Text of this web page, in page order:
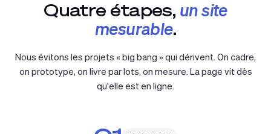
Quatre étapes, un site
mesurable.
Nous évitons les projets « big bang » qui dérivent. On cadre,
on prototype, on livre par lots, on mesure. La page vit dès
qu'elle est en ligne.